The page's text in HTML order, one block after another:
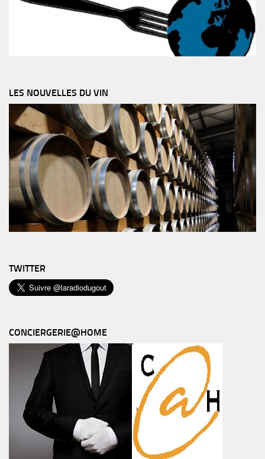
LES NOUVELLES DU VIN
TWITTER
CONCIERGERIE@HOME